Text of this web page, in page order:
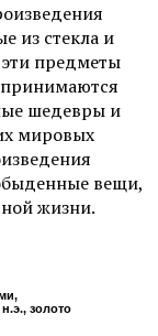
из стекла и
предметы
шедевры и
мировых
вещи,
жизни.
золото